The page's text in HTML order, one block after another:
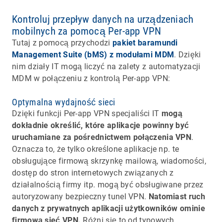
Kontroluj przepływ danych na urządzeniach
mobilnych za pomocą Per-app VPN
Tutaj z pomocą przychodzi pakiet baramundi
Management Suite (bMS) z modułami MDM. Dzięki
nim działy IT mogą liczyć na zalety z automatyzacji
MDM w połączeniu z kontrolą Per-app VPN:
Optymalna wydajność sieci
Dzięki funkcji Per-app VPN specjaliści IT mogą
dokładnie określić, które aplikacje powinny być
uruchamiane za pośrednictwem połączenia VPN.
Oznacza to, że tylko określone aplikacje np. te
obsługujące firmową skrzynkę mailową, wiadomości,
dostęp do stron internetowych związanych z
działalnością firmy itp. mogą być obsługiwane przez
autoryzowany bezpieczny tunel VPN. Natomiast ruch
danych z prywatnych aplikacji użytkowników ominie